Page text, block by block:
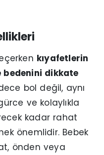
kıyafetlerin
bedenini dikkate
bol değil, aynı
ve kolaylıkla
kadar rahat
önemlidir. Bebek
önden veya